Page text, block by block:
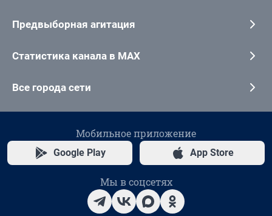
Предвыборная агитация
Статистика канала в MAX
Все города сети
Мобильное приложение
Google Play App Store
Мы в соцсетях